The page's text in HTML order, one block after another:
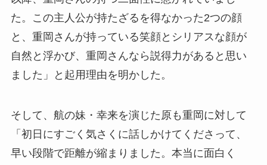
た。この主人公が持たざるを得なかった2つの顔
と、重岡さんが持っている笑顔とシリアスな顔が
自然と浮かび、重岡さんなら説得力があると思い
ました」と起用理由を明かした。
そして、航の妹・幸来を演じた原も重岡に対して
「初日にすごく気さくに話しかけてくださって、
早い段階で距離が縮まりました。本当に面白く